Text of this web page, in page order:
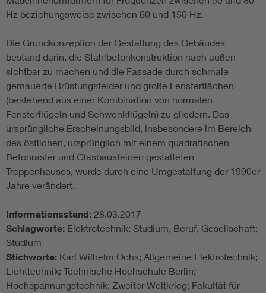
Hz beziehungsweise zwischen 60 und 150 Hz.
Die Grundkonzeption der Gestaltung des Gebäudes
bestand darin, die Stahlbetonkonstruktion nach außen
sichtbar zu machen und die Fassade durch schmale
gemauerte Brüstungsfelder und große Fensterflächen
(bestehend aus einer Kombination von normalen
Fensterflügeln und Schwenkflügeln) zu gliedern. Das
ursprüngliche Erscheinungsbild, insbesondere im Bereich
des östlichen, ursprünglich mit einem quadratischen
Betonraster und Glasbausteinen gestalteten
Treppenhauses, wurde durch eine Umgestaltung der 1990er
Jahre verändert.
Informationsstand: 28.03.2017
Schlagworte: Elektrotechnik; Studium, Beruf, Gesellschaft;
Studium
Stichworte: Karl Wilhelm Ochs; Allgemeine Elektrotechnik;
Lichttechnik; Technische Hochschule Berlin;
Hochspannungstechnik; Zweiter Weltkrieg; Fakultät für